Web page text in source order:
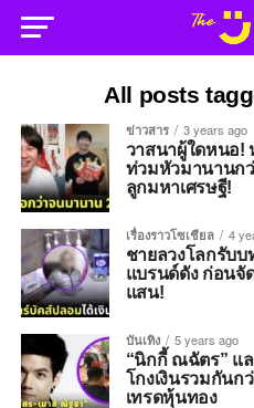
All posts
ข่าวสาร 3 years ago
วาสนาผู้ใดหนอ
ท่วมหัวมานานกว่
ลูกมหาเศรษฐี!
เรื่องราวโซเชียล 4
ชายลวงโลกรับ
แบรนด์ดัง ก่อนจั
แสน!
บันเทิง 5 years ago
“นิกกี้ ณฉัตร” แ
โกงเงินรวมกันก
เทรดหุ้นทอง